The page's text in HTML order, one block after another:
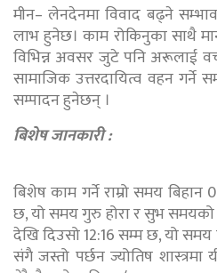
मीन– लेनदेनमा विवाद बढ्ने
लाभ हुनेछ। काम रोकिनुका साथै
विभिन्न अवसर जुटे पनि अरूलाई
सामाजिक उत्तरदायित्व वहन
सम्पादन हुनेछन् ।
बिशेष जानकारी :
बिशेष काम गर्ने राम्रो समय
छ, यो समय गुरु होरा र सुभ समयको
देखि दिउसो 12:16 सम्म छ, यो समय
संगै जस्तो पर्छन ज्योतिष